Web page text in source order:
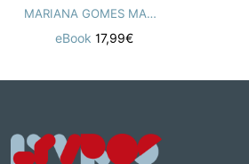
MARIANA GOMES MACHADO
eBook 17,99€